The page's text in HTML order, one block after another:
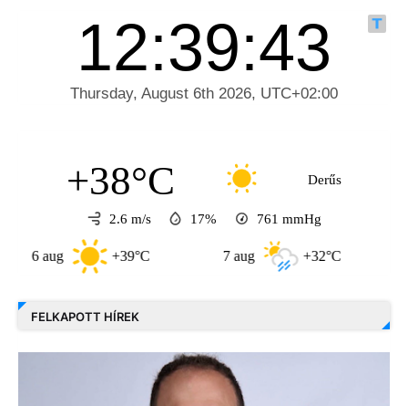
+38°C Derűs
2.6 m/s 17% 761 mmHg
+39°C +32°C
FELKAPOTT HÍREK